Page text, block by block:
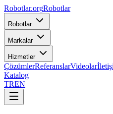
Robotlar.orgRobotlar
Robotlar
Markalar
Hizmetler
ÇözümlerReferanslarVideolar
Katalog
TREN